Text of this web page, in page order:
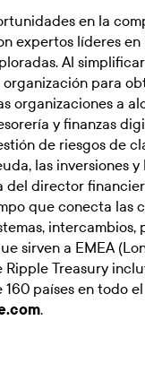
en la
expertos líderes
Al
para
organizaciones a
y finanzas
de riesgos de
las inversiones
director
que conecta las
intercambios,
sirven a EMEA
Treasury
países en todo
.